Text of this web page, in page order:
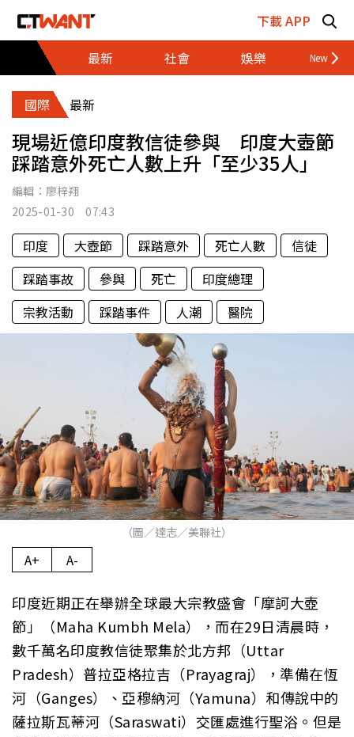
下載 APP
最新
社會 娛樂 財經
國際 最新
現場近億印度教信徒參與 印度大壺節
踩踏意外死亡人數上升「至少35人」
編輯： 廖梓翔
2025-01-30 07:43
印度 大壺節 踩踏意外 死亡人數
信徒
踩踏事故
參與 死亡
印度總理
宗教活動
踩踏事件 人潮 醫院
（圖／達志／美聯社）
A+ A-
印度近期正在舉辦全球最大宗教盛會「摩訶大壺
節」（Maha Kumbh Mela），而在29日清晨時，
數千萬名印度教信徒聚集於北方邦（Uttar
Pradesh）普拉亞格拉吉（Prayagraj），準備在恆
河（Ganges）、亞穆納河（Yamuna）和傳說中的
薩拉斯瓦蒂河（Saraswati）交匯處進行聖浴。但是